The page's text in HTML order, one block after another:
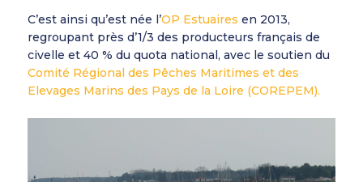
C’est ainsi qu’est née l’OP Estuaires en 2013,
regroupant près d’1/3 des producteurs français de
civelle et 40 % du quota national, avec le soutien du
Comité Régional des Pêches Maritimes et des
Elevages Marins des Pays de la Loire (COREPEM).